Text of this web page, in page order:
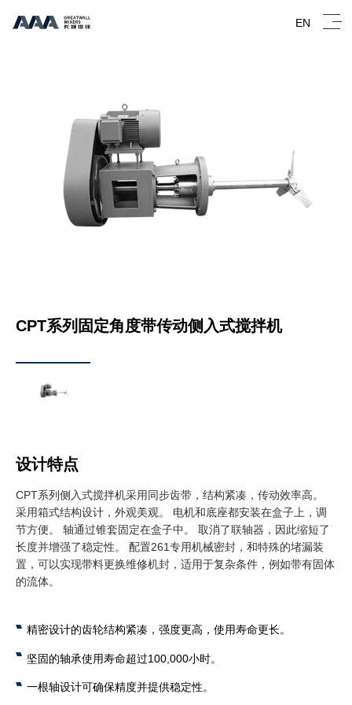
EN
CPT系列固定角度带传动侧入式搅拌机
设计特点
CPT系列侧入式搅拌机采用同步齿带，结构紧凑，传动效率高。
采用箱式结构设计，外观美观。 电机和底座都安装在盒子上，调
节方便。 轴通过锥套固定在盒子中。 取消了联轴器，因此缩短了
长度并增强了稳定性。 配置261专用机械密封，和特殊的堵漏装
置，可以实现带料更换维修机封，适用于复杂条件，例如带有固体
的流体。
精密设计的齿轮结构紧凑，强度更高，使用寿命更长。
坚固的轴承使用寿命超过100,000小时。
一根轴设计可确保精度并提供稳定性。